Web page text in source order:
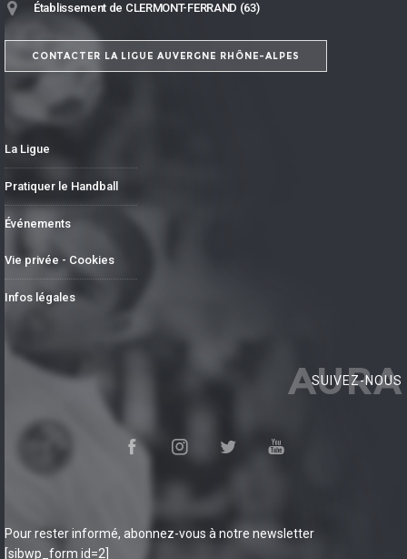
Établissement de CLERMONT-FERRAND (63)
CONTACTER LA LIGUE AUVERGNE RHÔNE-ALPES
La Ligue
Pratiquer le Handball
Événements
Vie privée - Cookies
Infos légales
AURA
SUIVEZ-NOUS
Pour rester informé, abonnez-vous à notre newsletter
[sibwp_form id=2]